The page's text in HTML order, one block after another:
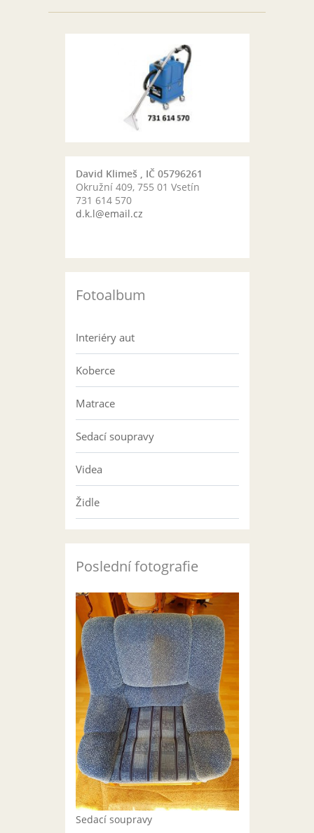
David Klimeš , IČ 05796261
Okružní 409, 755 01 Vsetín
731 614 570
d.k.l@email.cz
Fotoalbum
Interiéry aut
Koberce
Matrace
Sedací soupravy
Videa
Židle
Poslední fotografie
Sedací soupravy